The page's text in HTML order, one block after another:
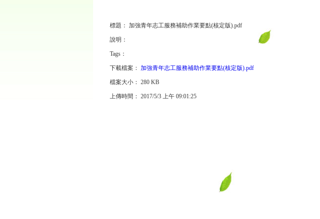
標題： 加強青年志工服務補助作業要點(核定版).pdf
說明：
Tags：
下載檔案： 加強青年志工服務補助作業要點(核定版).pdf
檔案大小： 280 KB
上傳時間： 2017/5/3 上午 09:01:25